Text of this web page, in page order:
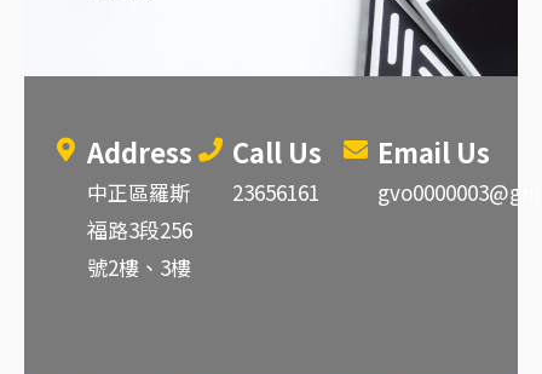
Address
中正區羅斯
福路3段256
號2樓、3樓
Call Us
23656161
Email Us